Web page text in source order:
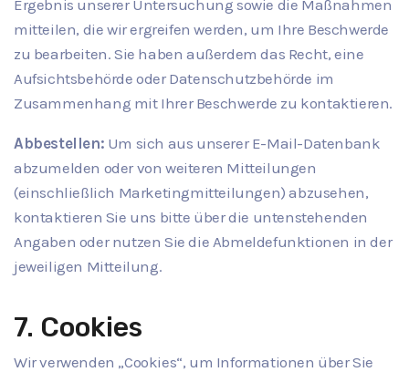
Ergebnis unserer Untersuchung sowie die Maßnahmen
mitteilen, die wir ergreifen werden, um Ihre Beschwerde
zu bearbeiten. Sie haben außerdem das Recht, eine
Aufsichtsbehörde oder Datenschutzbehörde im
Zusammenhang mit Ihrer Beschwerde zu kontaktieren.
Abbestellen: Um sich aus unserer E-Mail-Datenbank
abzumelden oder von weiteren Mitteilungen
(einschließlich Marketingmitteilungen) abzusehen,
kontaktieren Sie uns bitte über die untenstehenden
Angaben oder nutzen Sie die Abmeldefunktionen in der
jeweiligen Mitteilung.
7. Cookies
Wir verwenden „Cookies“, um Informationen über Sie